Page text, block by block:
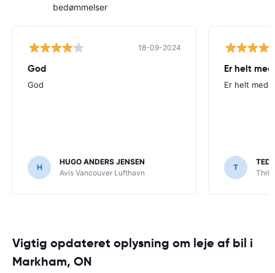
bedømmelser
18-09-2024
God
God
H
HUGO ANDERS JENSEN
Avis Vancouver Lufthavn
Er helt
Er helt med
T
Vigtig opdateret oplysning om leje af bil i
Markham, ON